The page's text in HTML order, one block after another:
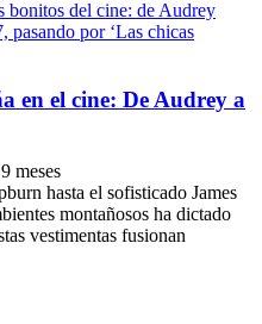
en el cine: De Audrey a
meses
hasta el sofisticado James
montañosos ha dictado
vestimentas fusionan